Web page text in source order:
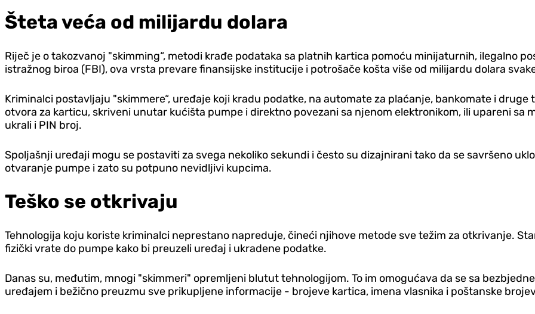
Šteta veća od milijardu dolara
Riječ je o takozvanoj "skimming“, metodi krađe podataka sa platnih kartica pomoću minijaturnih, ilegalno
istražnog biroa (FBI), ova vrsta prevare finansijske institucije i potrošače košta više od milijardu dolara
Kriminalci postavljaju "skimmere“, uređaje koji kradu podatke, na automate za plaćanje, bankomate i
otvora za karticu, skriveni unutar kućišta pumpe i direktno povezani sa njenom elektronikom, ili upareni sa
ukrali i PIN broj.
Spoljašnji uređaji mogu se postaviti za svega nekoliko sekundi i često su dizajnirani tako da se savršeno
otvaranje pumpe i zato su potpuno nevidljivi kupcima.
Teško se otkrivaju
Tehnologija koju koriste kriminalci neprestano napreduje, čineći njihove metode sve težim za otkrivanje.
fizički vrate do pumpe kako bi preuzeli uređaj i ukradene podatke.
Danas su, međutim, mnogi "skimmeri" opremljeni blutut tehnologijom. To im omogućava da se sa
uređajem i bežično preuzmu sve prikupljene informacije - brojeve kartica, imena vlasnika i poštanske